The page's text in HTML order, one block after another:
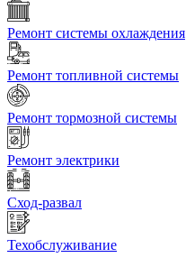
Ремонт системы охлаждения
Ремонт топливной системы
Ремонт тормозной системы
Ремонт электрики
Сход-развал
Техобслуживание